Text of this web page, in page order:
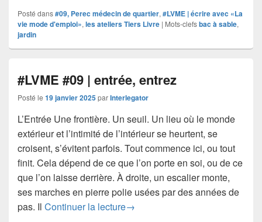
Posté dans#09, Perec médecin de quartier, #LVME | écrire avec «La
vie mode d'emploi», les ateliers Tiers Livre | Mots-clefsbac à sable,
jardin
#LVME #09 | entrée, entrez
Posté le 19 janvier 2025parInterlegator
L’Entrée Une frontière. Un seuil. Un lieu où le monde
extérieur et l’intimité de l’intérieur se heurtent, se
croisent, s’évitent parfois. Tout commence ici, ou tout
finit. Cela dépend de ce que l’on porte en soi, ou de ce
que l’on laisse derrière. À droite, un escalier monte,
ses marches en pierre polie usées par des années de
pas. Il Continuer la lecture#LVME #09 | entrée, entrez
→